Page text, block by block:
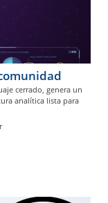
cerrado, genera un
analítica lista para